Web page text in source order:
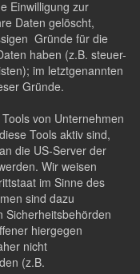
Einwilligung zur
Daten gelöscht,
Gründe für die
haben (z.B. steuer-
im letztgenannten
Gründe.
von Unternehmen
Tools aktiv sind,
die US-Server der
Wir weisen
im Sinne des
sind dazu
Sicherheitsbehörden
hiergegen
nicht
(z.B.